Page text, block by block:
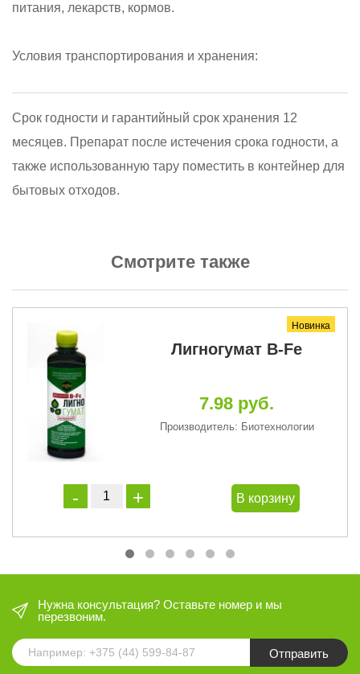
питания, лекарств, кормов.
Условия транспортирования и хранения:
Срок годности и гарантийный срок хранения 12
месяцев. Препарат после истечения срока годности, а
также использованную тару поместить в контейнер для
бытовых отходов.
Смотрите также
Новинка
Лигногумат B-Fe
7.98 руб.
Производитель: Биотехнологии
В корзину
Нужна консультация? Оставьте номер и мы
перезвоним.
Отправить